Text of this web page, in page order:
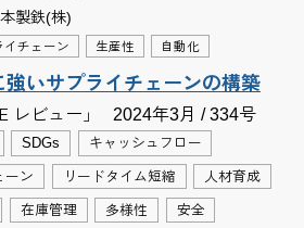
製鉄(株)
イチェーン 生産性 自動化
強いサプライチェーンの構築
レビュー」 2024年3月 / 334号
SDGs キャッシュフロー
ーン リードタイム短縮 人材育成
在庫管理 多様性 安全